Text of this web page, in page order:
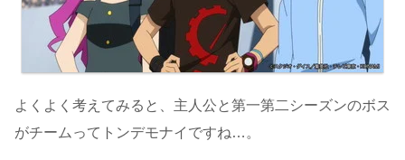
よくよく考えてみると、主人公と第一第二シーズンのボス
がチームってトンデモナイですね…。